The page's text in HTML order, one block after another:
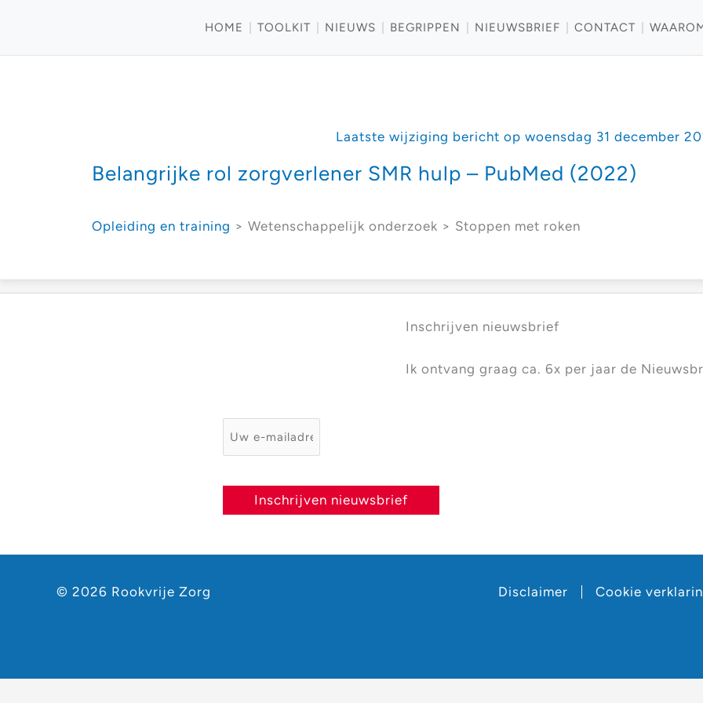
HOME TOOLKIT NIEUWS BEGRIPPEN NIEUWSBRIEF CONTACT
Laatste wijziging bericht op woensdag 31 december
Belangrijke rol zorgverlener SMR hulp – PubMed (2022)
Opleiding en training > Wetenschappelijk onderzoek > Stoppen met roken
Inschrijven nieuwsbrief
Ik ontvang graag ca. 6x per jaar de
E-mailadres *
Inschrijven nieuwsbrief
© 2026 Rookvrije Zorg Disclaimer Cookie